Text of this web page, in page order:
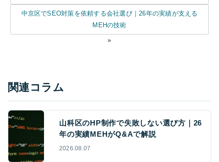
中京区でSEO対策を依頼する会社選び｜26年の実績が支える
MEHの技術
»
関連コラム
山科区のHP制作で失敗しない選び方｜26
年の実績MEHがQ&Aで解説
2026.08.07